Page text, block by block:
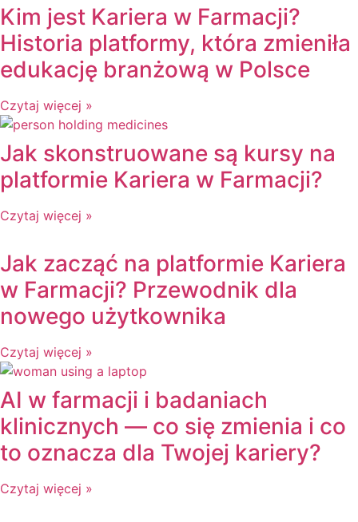
Kim jest Kariera w Farmacji?
Historia platformy, która zmieniła
edukację branżową w Polsce
Czytaj więcej »
Jak skonstruowane są kursy na
platformie Kariera w Farmacji?
Czytaj więcej »
Jak zacząć na platformie Kariera
w Farmacji? Przewodnik dla
nowego użytkownika
Czytaj więcej »
AI w farmacji i badaniach
klinicznych — co się zmienia i co
to oznacza dla Twojej kariery?
Czytaj więcej »